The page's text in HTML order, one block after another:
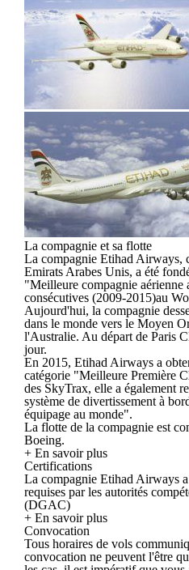
La compagnie et sa flotte
La compagnie Etihad Airways,
Emirats Arabes Unis, a été
"Meilleure compagnie aérienne
consécutives (2009-2015)au
Aujourd'hui, la compagnie
dans le monde vers le Moyen
l'Australie. Au départ de Paris
jour.
En 2015, Etihad Airways a
catégorie "Meilleure Première
des SkyTrax, elle a également
système de divertissement à
équipage au monde".
La flotte de la compagnie est
Boeing.
+ En savoir plus
Certifications
La compagnie Etihad Airways
requises par les autorités
(DGAC)
+ En savoir plus
Convocation
Tous horaires de vols
convocation ne peuvent l'être